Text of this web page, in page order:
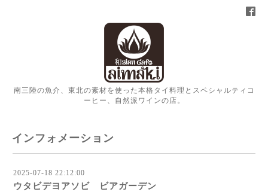
南三陸の魚介、東北の素材を使った本格タイ料理とスペシャルティコ
ーヒー、自然派ワインの店。
インフォメーション
2025-07-18 22:12:00
ウタビデヨアソビ ビアガーデン